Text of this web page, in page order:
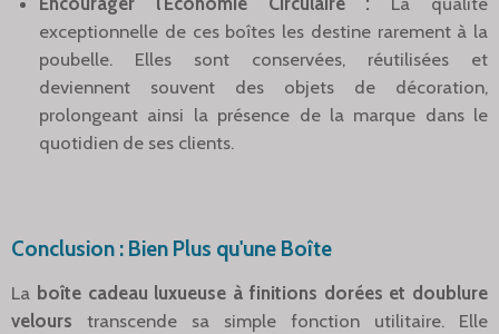
exceptionnelle de ces boîtes les destine rarement à la
poubelle. Elles sont conservées, réutilisées et
deviennent souvent des objets de décoration,
prolongeant ainsi la présence de la marque dans le
quotidien de ses clients.
Conclusion : Bien Plus qu'une Boîte
La boîte cadeau luxueuse à finitions dorées et doublure
velours transcende sa simple fonction utilitaire. Elle